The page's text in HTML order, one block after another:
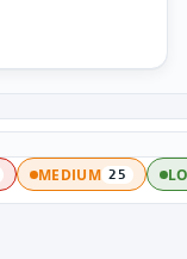
MEDIUM 25